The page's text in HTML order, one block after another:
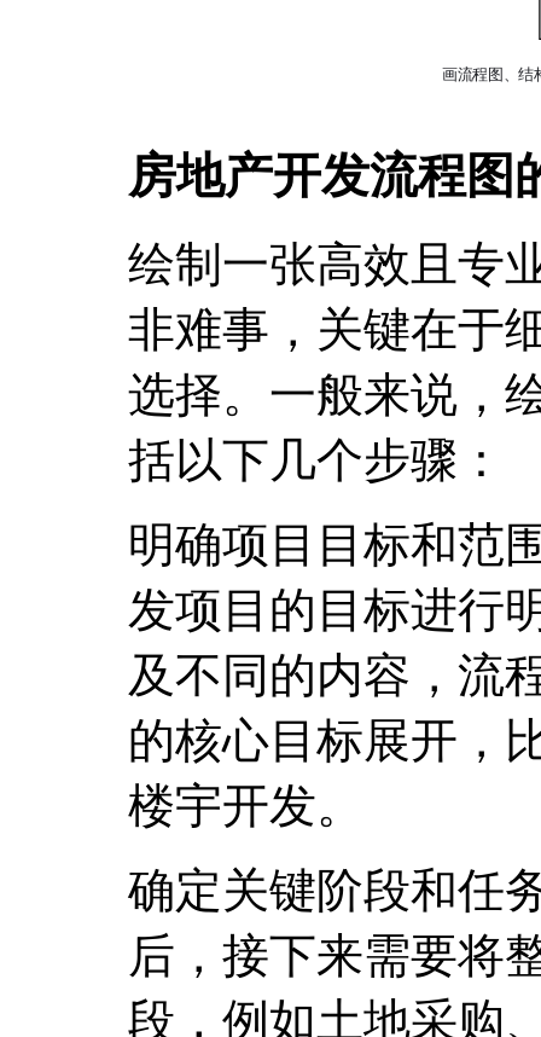
房地产开发流程图
绘制一张高效且专
非难事，关键在于
选择。一般来说，
括以下几个步骤：
明确项目目标和范
发项目的目标进行
及不同的内容，流
的核心目标展开，
楼宇开发。
确定关键阶段和任
后，接下来需要将
段，例如土地采购